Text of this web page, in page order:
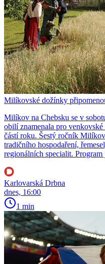
Milíkovské dožínky
Milíkov na Chebsku se v
obilí znamenala pro
částí roku. Šestý ročník
tradičního hospodaření,
regionálních specialit.
Karlovarská Drbna
dnes, 16:00
1 min